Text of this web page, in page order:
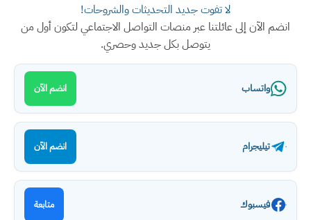
لا تفوت جديد التحديثات والشروحات!
انضم الآن إلى عائلتنا عبر منصات التواصل الاجتماعي لتكون أول من
يتوصل بكل جديد وحصري.
واتساب انضم الآن
تيليجرام انضم الآن
فيسبوك متابعة